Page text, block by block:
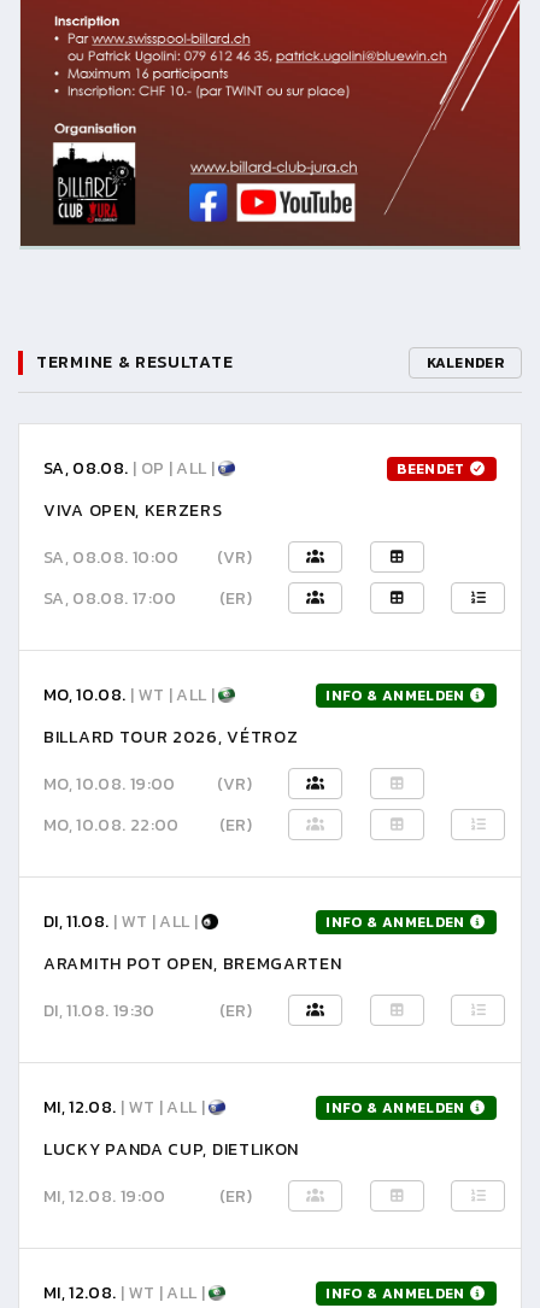
TERMINE & RESULTATE KALENDER
SA, 08.08. | OP | ALL | BEENDET
VIVA OPEN, KERZERS
SA, 08.08. 10:00
(VR)
SA, 08.08. 17:00
(ER)
MO, 10.08. | WT | ALL | INFO & ANMELDEN
BILLARD TOUR 2026, VÉTROZ
MO, 10.08. 19:00
(VR)
MO, 10.08. 22:00
(ER)
DI, 11.08. | WT | ALL | INFO & ANMELDEN
ARAMITH POT OPEN, BREMGARTEN
DI, 11.08. 19:30
(ER)
MI, 12.08. | WT | ALL | INFO & ANMELDEN
LUCKY PANDA CUP, DIETLIKON
MI, 12.08. 19:00
(ER)
MI, 12.08. | WT | ALL | INFO & ANMELDEN